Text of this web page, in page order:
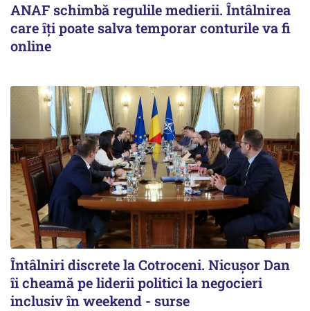
ANAF schimbă regulile medierii. Întâlnirea
care îți poate salva temporar conturile va fi
online
Întâlniri discrete la Cotroceni. Nicușor Dan
îi cheamă pe liderii politici la negocieri
inclusiv în weekend - surse